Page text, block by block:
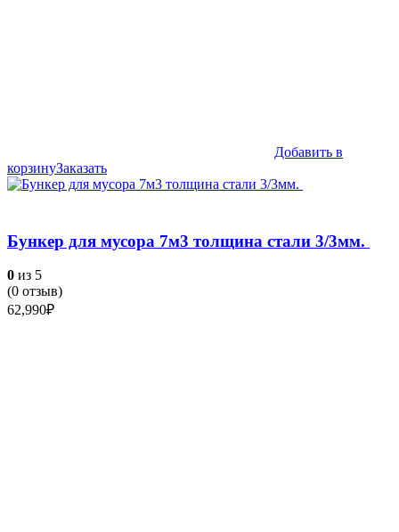
Добавить в
корзинуЗаказать
Бункер для мусора 7м3 толщина стали 3/3мм.
0 из 5
(0 отзыв)
62,990₽